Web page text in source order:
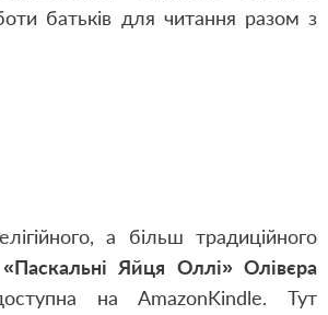
батьків для читання разом з
а більш традиційного
«Паскальні Яйця Оллі» Олівєра
на AmazonKindle. Тут